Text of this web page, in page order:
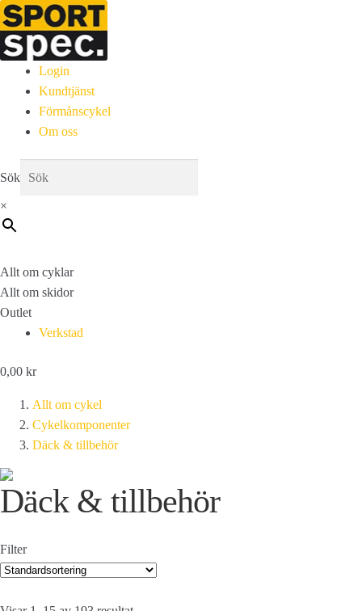
Login
Kundtjänst
Förmånscykel
Om oss
Sök
×
Allt om cyklar
Allt om skidor
Outlet
Verkstad
0,00 kr
Allt om cykel
Cykelkomponenter
Däck & tillbehör
Däck & tillbehör
Filter